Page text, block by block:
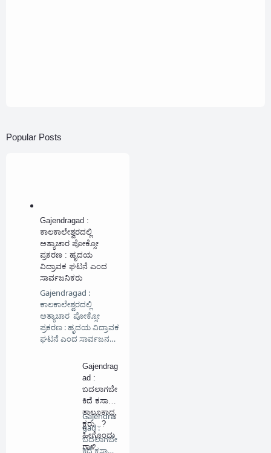
Popular Posts
Gajendragad :
ಕಾಲಕಾಲೇಶ್ವರದಲ್ಲಿ
ಅತ್ಯಾಚಾರ ಪೋಕ್ಸೋ
ಪ್ರಕರಣ : ಹೃದಯ
ವಿದ್ರಾವಕ ಘಟನೆ ಎಂದ
ಸಾರ್ವಜನಿಕರು
Gajendragad :
ಕಾಲಕಾಲೇಶ್ವರದಲ್ಲಿ
ಅತ್ಯಾಚಾರ ಪೋಕ್ಸೋ
ಪ್ರಕರಣ : ಹೃದಯ ವಿದ್ರಾವಕ
ಘಟನೆ ಎಂದ ಸಾರ್ವಜನ…
Gajendrag
ad :
ಬದಲಾಗಬೇ
ಕಿದೆ ಕಸಾಪ
ತಾಲೂಕಾಧ್ಯ
ಕ್ಷರು...?
ಹೀಗೊಂದು
ಗಾಳಿ
Gajendra
gad :
ಬದಲಾಗಬೇ
ಕಿದೆ ಕಸಾಪ